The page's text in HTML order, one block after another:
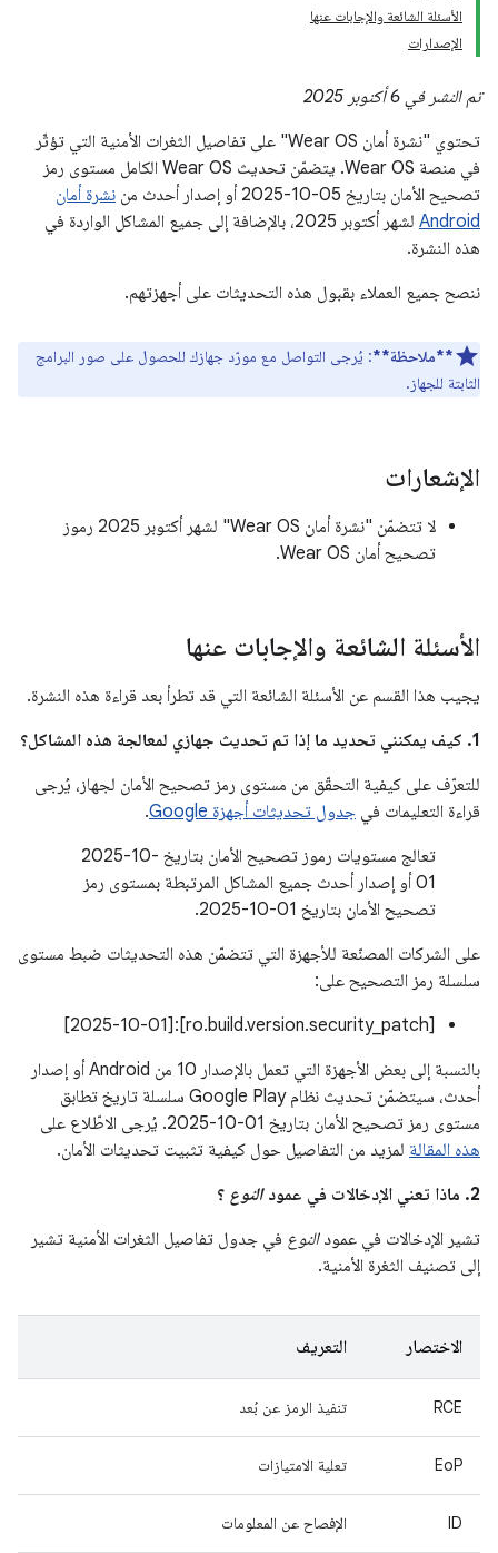
الأسئلة الشائعة والإجابات عنها
الإصدارات
تم النشر في 6 أكتوبر 2025
تحتوي "نشرة أمان Wear OS" على تفاصيل الثغرات الأمنية التي تؤثّر
في منصة Wear OS. يتضمّن تحديث Wear OS الكامل مستوى رمز
تصحيح الأمان بتاريخ ‎2025-10-05 أو إصدار أحدث من
نشرة أمان
Android
لشهر أكتوبر 2025، بالإضافة إلى جميع المشاكل الواردة في
هذه النشرة.
ننصح جميع العملاء بقبول هذه التحديثات على أجهزتهم.
**ملاحظة**: يُرجى التواصل مع مورّد جهازك للحصول على صور البرامج
الثابتة للجهاز.
الإشعارات
لا تتضمّن "نشرة أمان Wear OS" لشهر أكتوبر 2025 رموز
تصحيح أمان Wear OS.
الأسئلة الشائعة والإجابات عنها
يجيب هذا القسم عن الأسئلة الشائعة التي قد تطرأ بعد قراءة هذه النشرة.
1. كيف يمكنني تحديد ما إذا تم تحديث جهازي لمعالجة هذه المشاكل؟
للتعرّف على كيفية التحقّق من مستوى رمز تصحيح الأمان لجهاز، يُرجى
قراءة التعليمات في جدول تحديثات أجهزة Google
.
تعالج مستويات رموز تصحيح الأمان بتاريخ ‎2025-10-
01 أو إصدار أحدث جميع المشاكل المرتبطة بمستوى رمز
تصحيح الأمان بتاريخ ‎2025-10-01.
على الشركات المصنّعة للأجهزة التي تتضمّن هذه التحديثات ضبط مستوى
سلسلة رمز التصحيح على:
[ro.build.version.security_patch]:[2025-10-01]
بالنسبة إلى بعض الأجهزة التي تعمل بالإصدار 10 من Android أو إصدار
أحدث، سيتضمّن تحديث نظام Google Play سلسلة تاريخ تطابق
مستوى رمز تصحيح الأمان بتاريخ ‎2025-10-01. يُرجى الاطّلاع على
هذه المقالة لمزيد من التفاصيل حول كيفية تثبيت تحديثات الأمان.
2. ماذا تعني الإدخالات في عمود
النوع ؟
تشير الإدخالات في عمودالنوع في جدول تفاصيل الثغرات الأمنية تشير
إلى تصنيف الثغرة الأمنية.
الاختصار التعريف
RCE تنفيذ الرمز عن بُعد
EoP تعلية الامتيازات
ID الإفصاح عن المعلومات